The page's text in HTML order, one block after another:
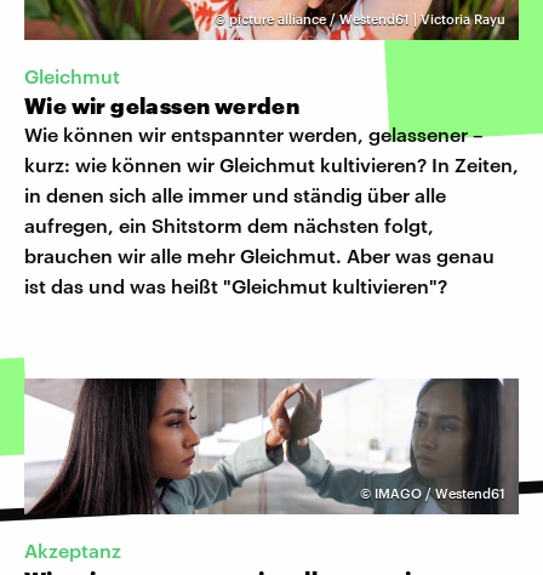
©picture alliance / Westend61 | Victoria Rayu
Gleichmut
Wie wir gelassen werden
Wie können wir entspannter werden, gelassener –
kurz: wie können wir Gleichmut kultivieren? In Zeiten,
in denen sich alle immer und ständig über alle
aufregen, ein Shitstorm dem nächsten folgt,
brauchen wir alle mehr Gleichmut. Aber was genau
ist das und was heißt "Gleichmut kultivieren"?
© IMAGO / Westend61
Akzeptanz